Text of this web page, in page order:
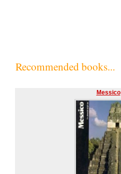
Recommended books...
Messico